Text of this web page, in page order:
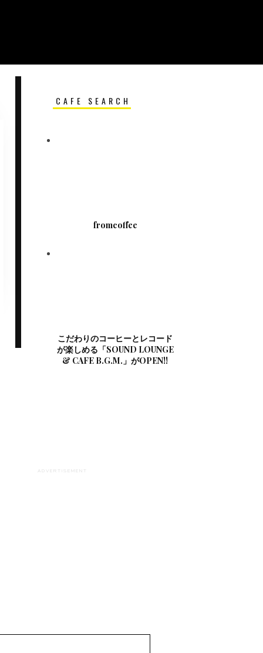
CAFE SEARCH
fromcoffee
こだわりのコーヒーとレコード
が楽しめる「SOUND LOUNGE
& CAFE B.G.M.」がOPEN!!
ADVERTISEMENT